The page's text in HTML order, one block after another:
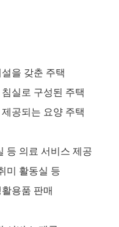
을 갖춘 주택
실로 구성된 주택
공되는 요양 주택
등 의료 서비스 제공
미 활동실 등
용품 판매